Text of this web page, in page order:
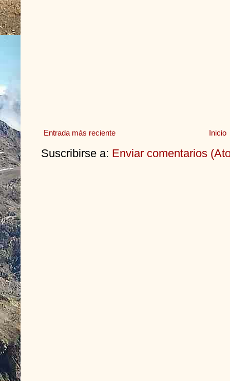
Entrada más reciente Inicio
Suscribirse a: Enviar comentarios